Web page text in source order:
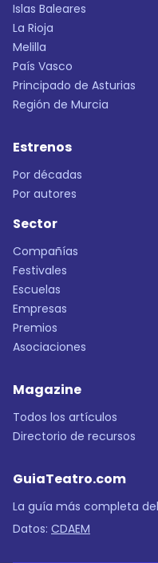
Islas Baleares
La Rioja
Melilla
País Vasco
Principado de Asturias
Región de Murcia
Estrenos
Por décadas
Por autores
Sector
Compañías
Festivales
Escuelas
Empresas
Premios
Asociaciones
Magazine
Todos los artículos
Directorio de recursos
GuiaTeatro.com
La guía más completa
Datos: CDAEM